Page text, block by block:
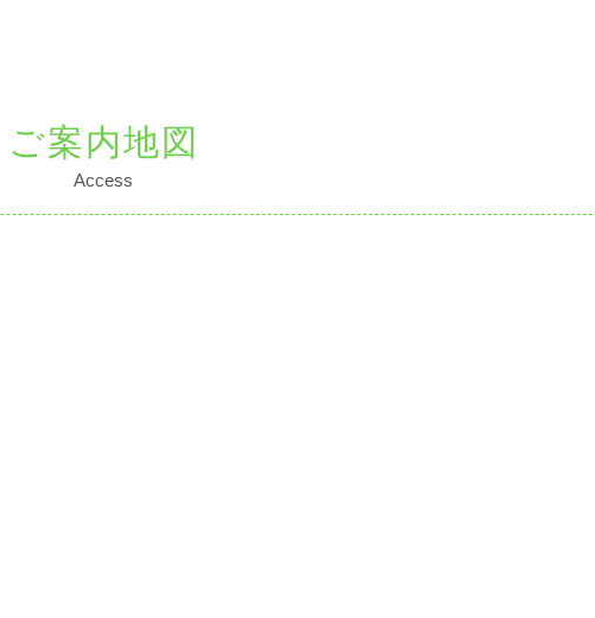
ご案内地図
Access